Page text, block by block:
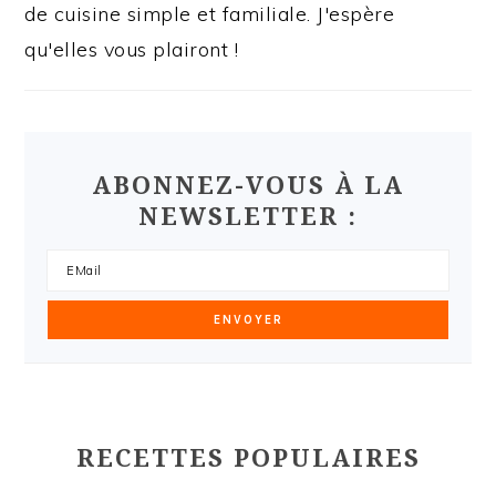
de cuisine simple et familiale. J'espère
qu'elles vous plairont !
ABONNEZ-VOUS À LA
NEWSLETTER :
RECETTES POPULAIRES